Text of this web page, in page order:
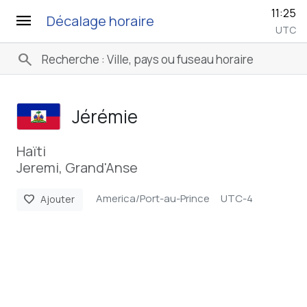
menu Décalage horaire 11:25
UTC
search
Jérémie
Haïti
Jeremi, Grand'Anse
favorite Ajouter America/Port-au-Prince UTC-4